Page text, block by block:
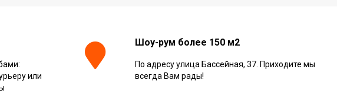
или
Шоу-рум более 150 м2
По адресу улица Бассейная, 37. Приходите мы
всегда Вам рады!